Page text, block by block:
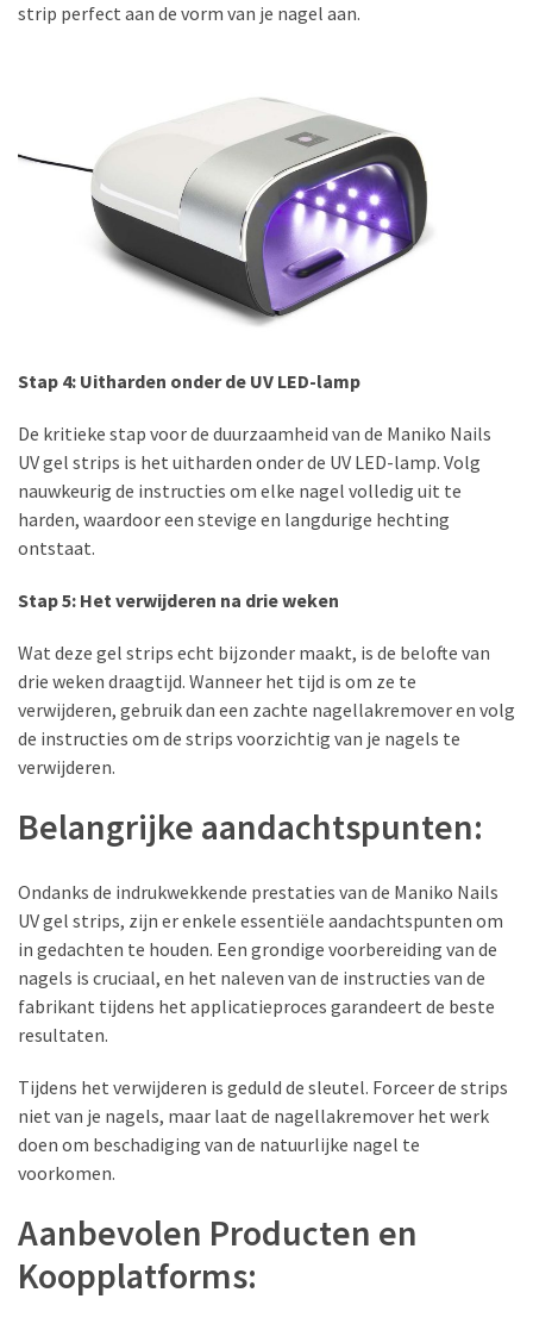
up
strip perfect aan de vorm van je nagel aan.
Stap 4: Uitharden onder de UV LED-lamp
De kritieke stap voor de duurzaamheid van de Maniko Nails
UV gel strips is het uitharden onder de UV LED-lamp. Volg
nauwkeurig de instructies om elke nagel volledig uit te
harden, waardoor een stevige en langdurige hechting
ontstaat.
Stap 5: Het verwijderen na drie weken
Wat deze gel strips echt bijzonder maakt, is de belofte van
drie weken draagtijd. Wanneer het tijd is om ze te
verwijderen, gebruik dan een zachte nagellakremover en volg
de instructies om de strips voorzichtig van je nagels te
verwijderen.
Belangrijke aandachtspunten:
Ondanks de indrukwekkende prestaties van de Maniko Nails
UV gel strips, zijn er enkele essentiële aandachtspunten om
in gedachten te houden. Een grondige voorbereiding van de
nagels is cruciaal, en het naleven van de instructies van de
fabrikant tijdens het applicatieproces garandeert de beste
resultaten.
Tijdens het verwijderen is geduld de sleutel. Forceer de strips
niet van je nagels, maar laat de nagellakremover het werk
doen om beschadiging van de natuurlijke nagel te
voorkomen.
Aanbevolen Producten en
Koopplatforms: